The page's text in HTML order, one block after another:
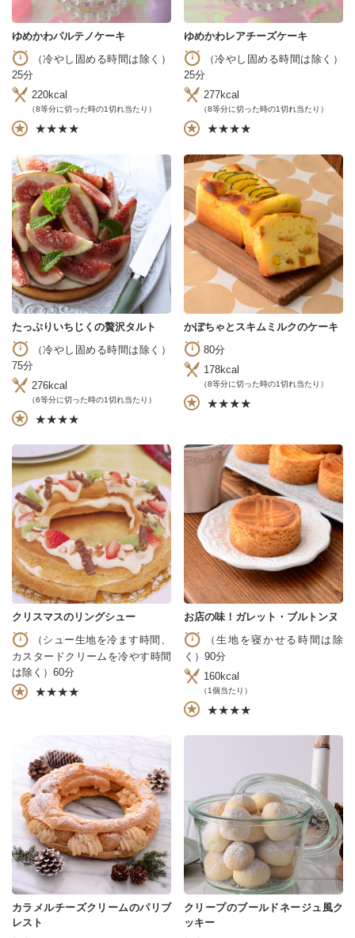
ゆめかわパルテノケーキ
（冷やし固める時間は除く）
25分
220kcal
（8等分に切った時の1切れ当たり）
★★★★
ゆめかわレアチーズケーキ
（冷やし固める時間は除く）
25分
277kcal
（8等分に切った時の1切れ当たり）
★★★★
たっぷりいちじくの贅沢タルト
（冷やし固める時間は除く）
75分
276kcal
（6等分に切った時の1切れ当たり）
★★★★
かぼちゃとスキムミルクのケーキ
80分
178kcal
（8等分に切った時の1切れ当たり）
★★★★
クリスマスのリングシュー
（シュー生地を冷ます時間、
カスタードクリームを冷やす時間
は除く）60分
★★★★
お店の味！ガレット・ブルトンヌ
（生地を寝かせる時間は除
く）90分
160kcal
（1個当たり）
★★★★
カラメルチーズクリームのパリブ
レスト
クリープのブールドネージュ風ク
ッキー